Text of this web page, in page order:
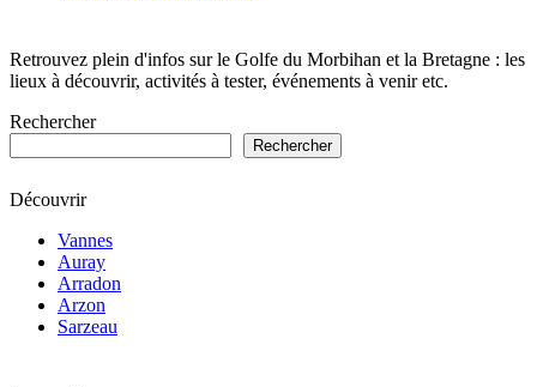
Retrouvez plein d'infos sur le Golfe du Morbihan et la Bretagne : les
lieux à découvrir, activités à tester, événements à venir etc.
Rechercher
Rechercher
Découvrir
Vannes
Auray
Arradon
Arzon
Sarzeau